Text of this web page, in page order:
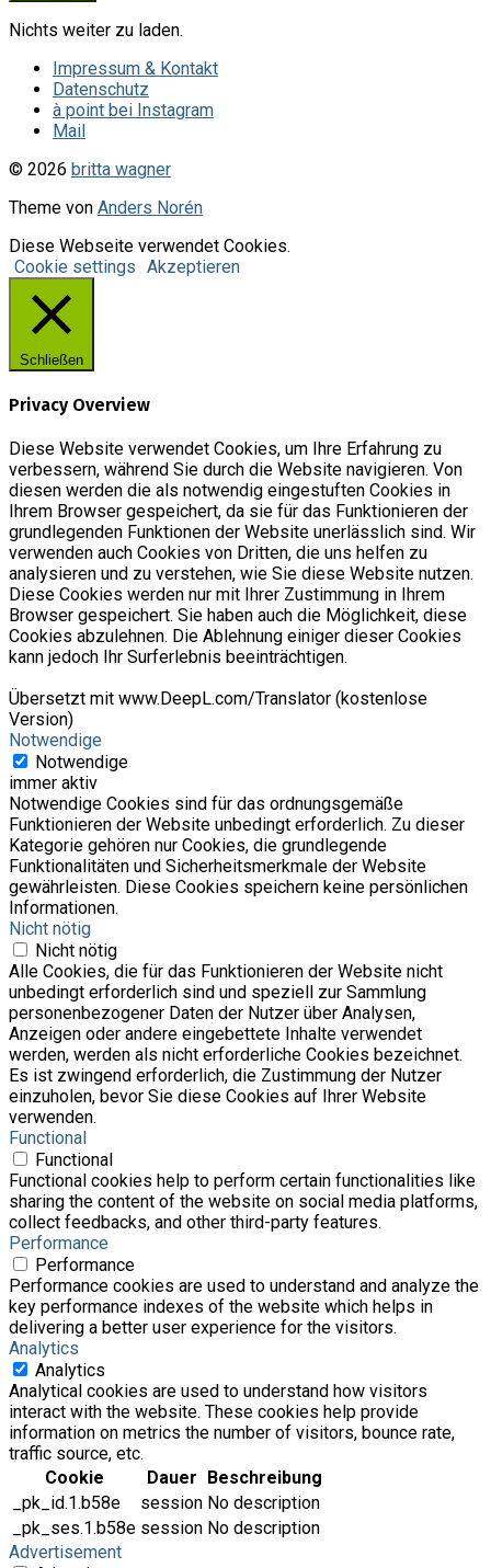
Nichts weiter zu laden.
Impressum & Kontakt
Datenschutz
à point bei Instagram
Mail
© 2026 britta wagner
Theme von Anders Norén
Diese Webseite verwendet Cookies.
Cookie settings Akzeptieren
Schließen
Privacy Overview
Diese Website verwendet Cookies, um Ihre Erfahrung zu
verbessern, während Sie durch die Website navigieren. Von
diesen werden die als notwendig eingestuften Cookies in
Ihrem Browser gespeichert, da sie für das Funktionieren der
grundlegenden Funktionen der Website unerlässlich sind. Wir
verwenden auch Cookies von Dritten, die uns helfen zu
analysieren und zu verstehen, wie Sie diese Website nutzen.
Diese Cookies werden nur mit Ihrer Zustimmung in Ihrem
Browser gespeichert. Sie haben auch die Möglichkeit, diese
Cookies abzulehnen. Die Ablehnung einiger dieser Cookies
kann jedoch Ihr Surferlebnis beeinträchtigen.
Übersetzt mit www.DeepL.com/Translator (kostenlose
Version)
Notwendige
Notwendige
immer aktiv
Notwendige Cookies sind für das ordnungsgemäße
Funktionieren der Website unbedingt erforderlich. Zu dieser
Kategorie gehören nur Cookies, die grundlegende
Funktionalitäten und Sicherheitsmerkmale der Website
gewährleisten. Diese Cookies speichern keine persönlichen
Informationen.
Nicht nötig
Nicht nötig
Alle Cookies, die für das Funktionieren der Website nicht
unbedingt erforderlich sind und speziell zur Sammlung
personenbezogener Daten der Nutzer über Analysen,
Anzeigen oder andere eingebettete Inhalte verwendet
werden, werden als nicht erforderliche Cookies bezeichnet.
Es ist zwingend erforderlich, die Zustimmung der Nutzer
einzuholen, bevor Sie diese Cookies auf Ihrer Website
verwenden.
Functional
Functional
Functional cookies help to perform certain functionalities like
sharing the content of the website on social media platforms,
collect feedbacks, and other third-party features.
Performance
Performance
Performance cookies are used to understand and analyze the
key performance indexes of the website which helps in
delivering a better user experience for the visitors.
Analytics
Analytics
Analytical cookies are used to understand how visitors
interact with the website. These cookies help provide
information on metrics the number of visitors, bounce rate,
traffic source, etc.
Cookie
Dauer
Beschreibung
_pk_id.1.b58e
session No description
_pk_ses.1.b58e session No description
Advertisement